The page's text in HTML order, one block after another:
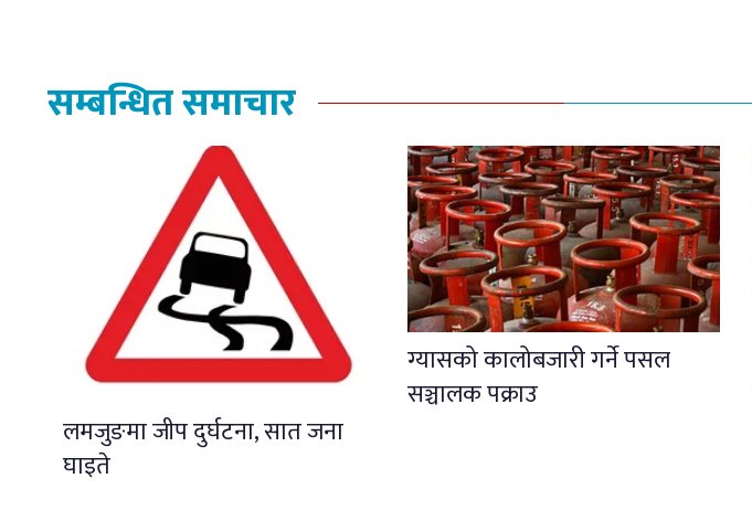
सम्बन्धित समाचार
लमजुङमा जीप दुर्घटना, सात जना
घाइते
ग्यासको कालोबजारी गर्ने पसल
सञ्चालक पक्राउ